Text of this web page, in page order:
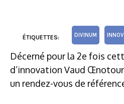
ÉTIQUETTES: DIVINUM
Décerné pour la 2e fois
d’innovation Vaud
un rendez-vous de